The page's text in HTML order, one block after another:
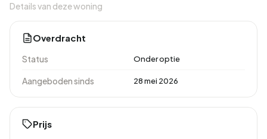
Details van deze woning
Overdracht
Status Onder optie
Aangeboden sinds 28 mei 2026
Prijs